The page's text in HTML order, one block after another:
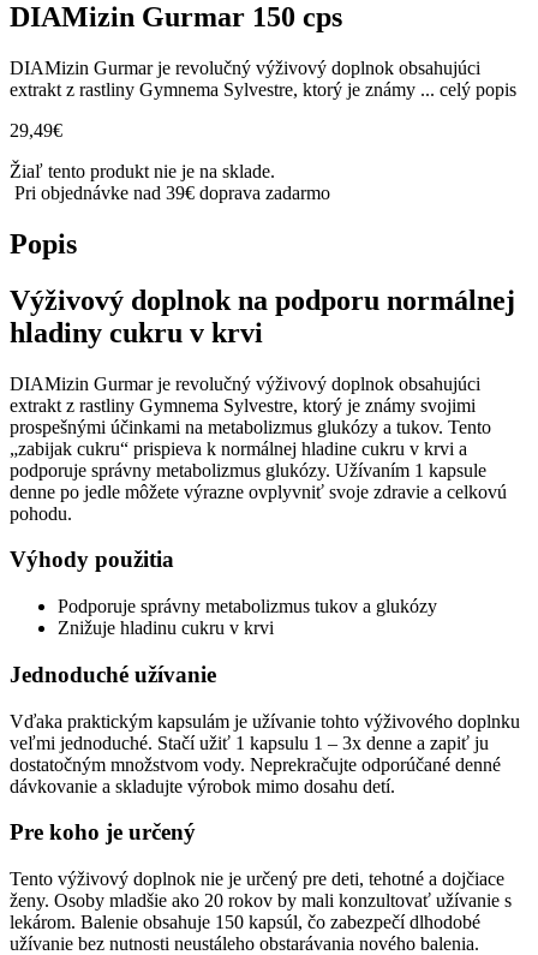
DIAMizin Gurmar 150 cps
DIAMizin Gurmar je revolučný výživový doplnok obsahujúci
extrakt z rastliny Gymnema Sylvestre, ktorý je známy ... celý popis
29,49€
Žiaľ tento produkt nie je na sklade.
Pri objednávke nad 39€ doprava zadarmo
Popis
Výživový doplnok na podporu normálnej
hladiny cukru v krvi
DIAMizin Gurmar je revolučný výživový doplnok obsahujúci
extrakt z rastliny Gymnema Sylvestre, ktorý je známy svojimi
prospešnými účinkami na metabolizmus glukózy a tukov. Tento
„zabijak cukru“ prispieva k normálnej hladine cukru v krvi a
podporuje správny metabolizmus glukózy. Užívaním 1 kapsule
denne po jedle môžete výrazne ovplyvniť svoje zdravie a celkovú
pohodu.
Výhody použitia
Podporuje správny metabolizmus tukov a glukózy
Znižuje hladinu cukru v krvi
Jednoduché užívanie
Vďaka praktickým kapsulám je užívanie tohto výživového doplnku
veľmi jednoduché. Stačí užiť 1 kapsulu 1 – 3x denne a zapiť ju
dostatočným množstvom vody. Neprekračujte odporúčané denné
dávkovanie a skladujte výrobok mimo dosahu detí.
Pre koho je určený
Tento výživový doplnok nie je určený pre deti, tehotné a dojčiace
ženy. Osoby mladšie ako 20 rokov by mali konzultovať užívanie s
lekárom. Balenie obsahuje 150 kapsúl, čo zabezpečí dlhodobé
užívanie bez nutnosti neustáleho obstarávania nového balenia.